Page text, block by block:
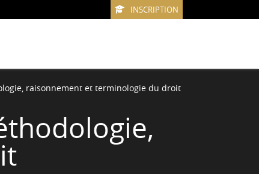
INSCRIPTION
raisonnement et terminologie du droit